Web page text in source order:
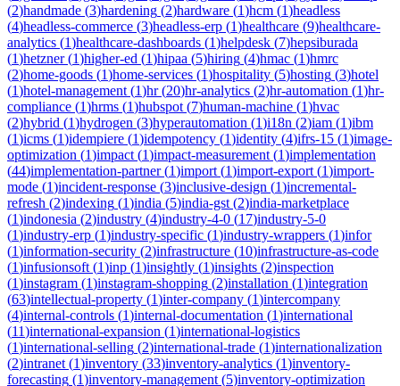
(2)handmade (3)hardening (2)hardware (1)hcm (1)headless
(4)headless-commerce (3)headless-erp (1)healthcare (9)healthcare-
analytics (1)healthcare-dashboards (1)helpdesk (7)hepsiburada
(1)hetzner(1)higher-ed (1)hipaa (5)hiring (4)hmac (1)hmrc
(2)home-goods (1)home-services (1)hospitality (5)hosting (3)hotel
(1)hotel-management (1)hr(20)hr-analytics (2)hr-automation (1)hr-
compliance (1)hrms (1)hubspot (7)human-machine (1)hvac
(2)hybrid (1)hydrogen (3)hyperautomation (1)i18n (2)iam (1)ibm
(1)icms (1)idempiere (1)idempotency (1)identity (4)ifrs-15 (1)image-
optimization (1)impact (1)impact-measurement (1)implementation
(44)implementation-partner(1)import (1)import-export (1)import-
mode (1)incident-response (3)inclusive-design (1)incremental-
refresh (2)indexing (1)india (5)india-gst (2)india-marketplace
(1)indonesia (2)industry (4)industry-4-0 (17)industry-5-0
(1)industry-erp (1)industry-specific (1)industry-wrappers (1)infor
(1)information-security (2)infrastructure (10)infrastructure-as-code
(1)infusionsoft (1)inp (1)insightly (1)insights (2)inspection
(1)instagram (1)instagram-shopping (2)installation (1)integration
(63)intellectual-property (1)inter-company (1)intercompany
(4)internal-controls (1)internal-documentation (1)international
(11)international-expansion (1)international-logistics
(1)international-selling (2)international-trade (1)internationalization
(2)intranet (1)inventory (33)inventory-analytics (1)inventory-
forecasting (1)inventory-management (5)inventory-optimization